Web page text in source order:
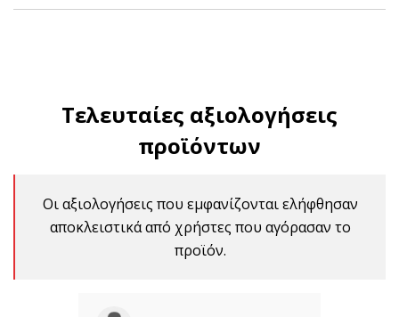
Τελευταίες αξιολογήσεις
προϊόντων
Οι αξιολογήσεις που εμφανίζονται ελήφθησαν
αποκλειστικά από χρήστες που αγόρασαν το
προϊόν.